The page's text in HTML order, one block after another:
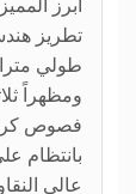
أبرز
تطريز
طولي
ومظهراً
فصوص
بانتظام
عالي